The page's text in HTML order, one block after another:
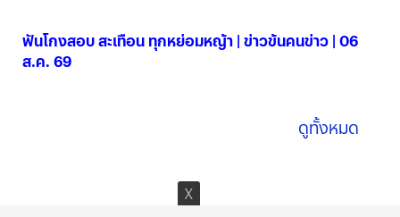
ฟันโกงสอบ สะเทือน ทุกหย่อมหญ้า | ข่าวข้นคนข่าว | 06
ส.ค. 69
ดูทั้งหมด